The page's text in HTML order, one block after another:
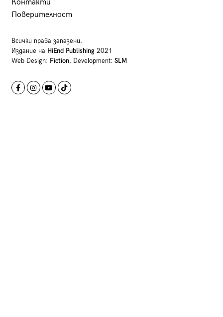
Контакти
Поверителност
Всички права запазени.
Издание на HiEnd Publishing2021
Web Design: Fiction, Development: SLM